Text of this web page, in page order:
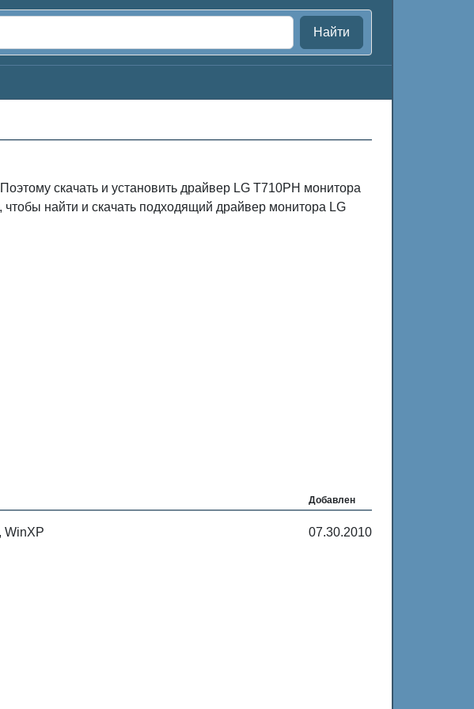
Найти
скачать и установить драйвер LG T710PH монитора
найти и скачать подходящий драйвер монитора LG
Добавлен
WinXP 07.30.2010